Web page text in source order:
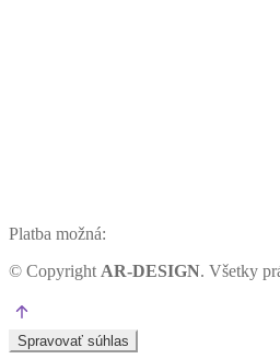
Platba možná:
© Copyright AR-DESIGN. Všetky
Spravovať súhlas